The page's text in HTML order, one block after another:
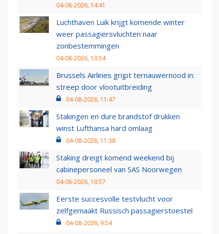
04-08-2026, 14:41
Luchthaven Luik krijgt komende winter
weer passagiersvluchten naar
zonbestemmingen
04-08-2026, 13:54
Brussels Airlines grijpt ternauwernood in:
streep door vlootuitbreiding
04-08-2026, 11:47
Stakingen en dure brandstof drukken
winst Lufthansa hard omlaag
04-08-2026, 11:38
Staking dreigt komend weekend bij
cabinepersoneel van SAS Noorwegen
04-08-2026, 10:57
Eerste succesvolle testvlucht voor
zelfgemaakt Russisch passagierstoestel
04-08-2026, 9:54